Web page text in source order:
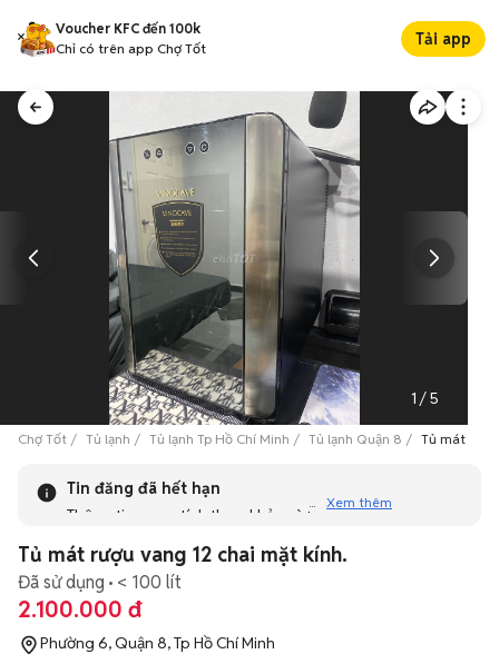
Voucher KFC đến 100k
Chỉ có trên app Chợ Tốt
Tải app
1 /5
Chợ Tốt Tủ lạnh Tủ lạnh Tp Hồ Chí Minh Tủ lạnh Quận 8 Tủ mát
Tin đăng đã hết hạn
Thông tin mang tính tham khảo và bạn không thể liên hệ
tương tự khác dưới đây nhé!
Xem thêm
Tủ mát rượu vang 12 chai mặt kính.
Đã sử dụng < 100 lít
2.100.000 đ
Phường 6, Quận 8, Tp Hồ Chí Minh